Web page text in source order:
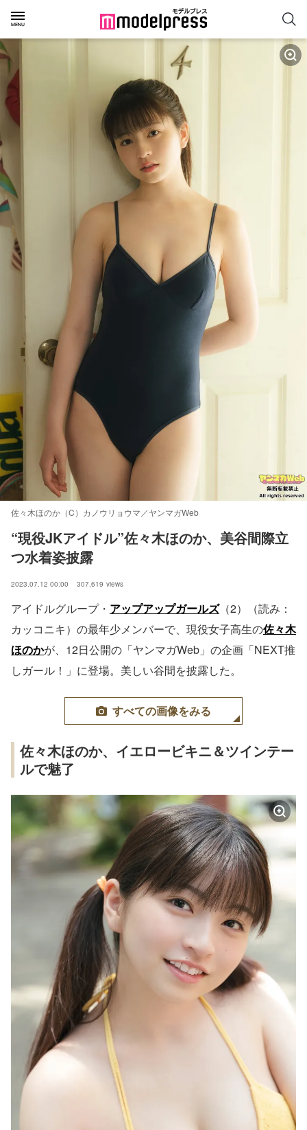
佐々木ほのか（C）カノウリョウマ／ヤンマガWeb
“現役JKアイドル”佐々木ほのか、美谷間際立
つ水着姿披露
2023.07.12 00:00 307,619 views
アイドルグループ・ アップアップガールズ（2）（読み：
カッコニキ）の最年少メンバーで、現役女子高生の佐々木
ほのかが、12日公開の「ヤンマガWeb」の企画「NEXT推
しガール！」に登場。美しい谷間を披露した。
すべての画像をみる
佐々木ほのか、イエロービキニ＆ツインテー
ルで魅了